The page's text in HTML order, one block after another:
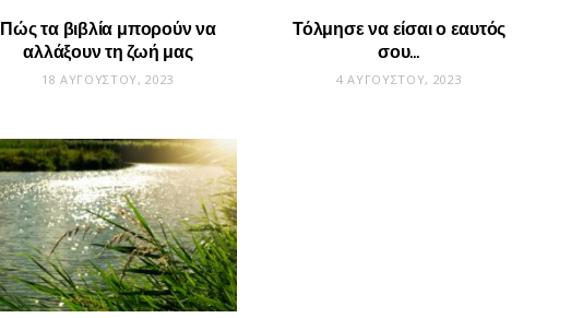
Πώς τα βιβλία μπορούν να
αλλάξουν τη ζωή μας
18 ΑΥΓΟΎΣΤΟΥ, 2023
Τόλμησε να είσαι ο εαυτός
σου…
4 ΑΥΓΟΎΣΤΟΥ, 2023